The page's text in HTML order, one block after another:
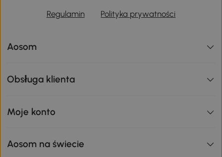
Regulamin Polityka prywatności
Aosom
Obsługa klienta
Moje konto
Aosom na świecie